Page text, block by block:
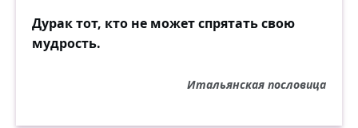
Дурак тот, кто не может спрятать свою
мудрость.
Итальянская пословица